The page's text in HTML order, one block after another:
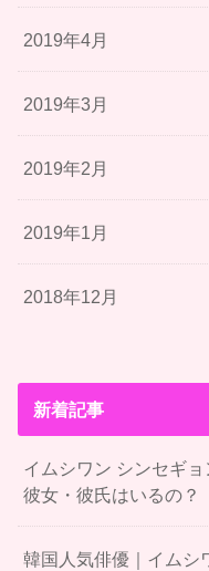
2019年4月
2019年3月
2019年2月
2019年1月
2018年12月
新着記事
イムシワン シンセギ
彼女・彼氏はいるの？
韓国人気俳優｜イムシ